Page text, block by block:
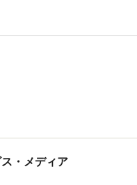
・メディア